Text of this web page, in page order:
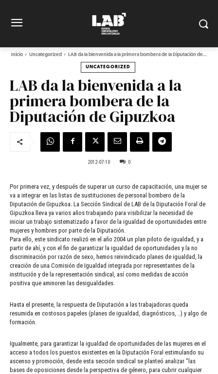
Inicio Uncategorized LAB da la bienvenida a la primera bombera de la Diputación de...
UNCATEGORIZED
LAB da la bienvenida a la
primera bombera de la
Diputación de Gipuzkoa
2012-07-10 0
Por primera vez, y después de superar un curso de capacitación, una mujer se
va a integrar en las listas de sustituciones de personal bombero de la
Diputación de Gipuzkoa. La Sección Sindical de LAB de la Diputación Foral de
Gipuzkoa lleva ya varios años trabajando para visibilizar la necesidad de
iniciar un trabajo sistematizado a favor de la igualdad de oportunidades entre
mujeres y hombres por parte de la Diputación.
Para ello, este sindicato realizó en el año 2004 un plan piloto de igualdad, y a
partir de ahí, y con el fin de garantizar la igualdad de oportunidades y la no
discriminación por razón de sexo, hemos reivindicado planes de igualdad, la
creación de una Comisión de Igualdad integrada por representantes de la
institución y de la representación sindical, así como medidas de acción
positiva que aminoren las desigualdades.
Hasta el presente, la respuesta de Diputación a las trabajadoras queda
resumida en costosos papeles (planes de igualdad, diagnósticos, ..) y algo de
formación.
Igualmente, para garantizar la igualdad de oportunidades de las mujeres en el
acceso a todos los puestos existentes en la Diputación Foral estimulando su
ascenso y promoción, desde esta sección sindical se planteó analizar "las
bases de oposiciones desde la perspectiva de género, para cubrir cualquier